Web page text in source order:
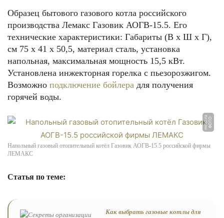
Образец бытового газового котла российского
производства Лемакс Газовик АОГВ-15.5. Его
технические характеристики: Габариты (В x Ш x Г),
см 75 х 41 х 50,5, материал сталь, установка
напольная, максимальная мощность 15,5 кВт.
Установлена инжекторная горелка с пьезорозжигом.
Возможно подключение бойлера для получения
горячей воды.
Ф
О
Т
О:
mi
r
cli.
r
u
Напольный газовый отопительный котёл Газовик АОГВ-15.5 российской фирмы
ЛЕМАКС
Статья по теме:
Как выбрать газовые котлы для